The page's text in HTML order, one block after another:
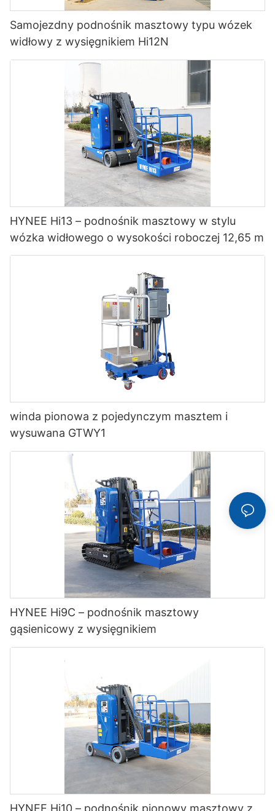
Samojezdny podnośnik masztowy typu wózek
widłowy z wysięgnikiem Hi12N
HYNEE Hi13 – podnośnik masztowy w stylu
wózka widłowego o wysokości roboczej 12,65 m
winda pionowa z pojedynczym masztem i
wysuwana GTWY1
HYNEE Hi9C – podnośnik masztowy
gąsienicowy z wysięgnikiem
HYNEE Hi10 – podnośnik pionowy masztowy z